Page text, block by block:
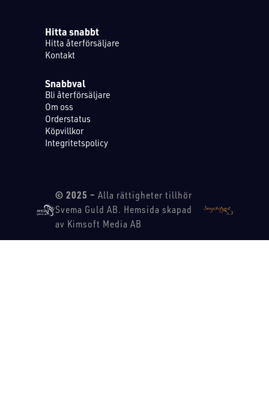
Hitta snabbt
Hitta återförsäljare
Kontakt
Snabbval
Bli återförsäljare
Om oss
Orderstatus
Köpvillkor
Integritetspolicy
© 2025 – Alla rättigheter tillhör
Svema Guld AB. Hemsida skapad
av Kimsoft Media AB